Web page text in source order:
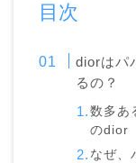
目次
diorはパ
るの？
数多あ
のdior
なぜ、